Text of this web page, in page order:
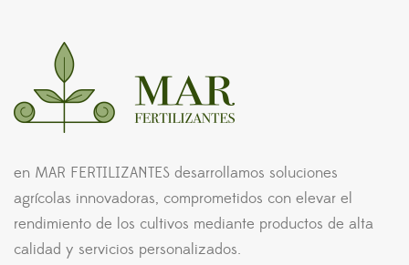
en MAR FERTILIZANTES desarrollamos soluciones
agrícolas innovadoras, comprometidos con elevar el
rendimiento de los cultivos mediante productos de alta
calidad y servicios personalizados.